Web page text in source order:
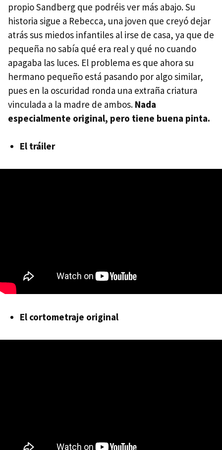
propio Sandberg que podréis ver más abajo. Su
historia sigue a Rebecca, una joven que creyó dejar
atrás sus miedos infantiles al irse de casa, ya que de
pequeña no sabía qué era real y qué no cuando
apagaba las luces. El problema es que ahora su
hermano pequeño está pasando por algo similar,
pues en la oscuridad ronda una extraña criatura
vinculada a la madre de ambos. Nada
especialmente original, pero tiene buena pinta.
El tráiler
El cortometraje original